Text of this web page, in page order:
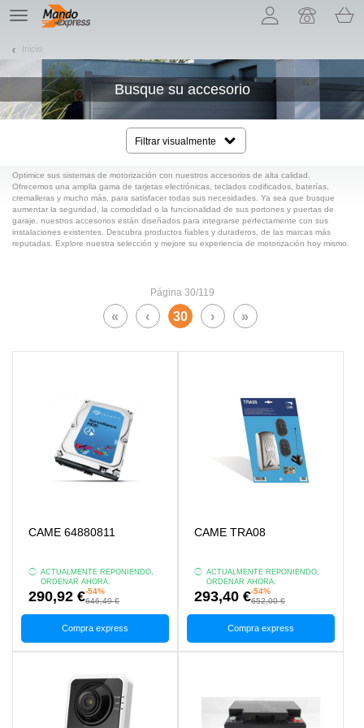
TE
navigation
Inicio
Busque su accesorio
Filtrar visualmente
Optimice sus sistemas de motorización con nuestros accesorios de alta calidad.
Ofrecemos una amplia gama de tarjetas electrónicas, teclados codificados, baterías,
cremalleras y mucho más, para satisfacer todas sus necesidades. Ya sea que busque
aumentar la seguridad, la comodidad o la funcionalidad de sus portones y puertas de
garaje, nuestros accesorios están diseñados para integrarse perfectamente con sus
instalaciones existentes. Descubra productos fiables y duraderos, de las marcas más
reputadas. Explore nuestra selección y mejore su experiencia de motorización hoy mismo.
Página 30/119
« ‹ 30 › »
CAME 64880811
ACTUALMENTE REPONIENDO,
ORDENAR AHORA.
290,92 €-54%
646,49 €
Compra express
CAME TRA08
ACTUALMENTE REPONIENDO,
ORDENAR AHORA.
293,40 €-54%
652,00 €
Compra express
¡Permítenos presentarte nuestras cookies!